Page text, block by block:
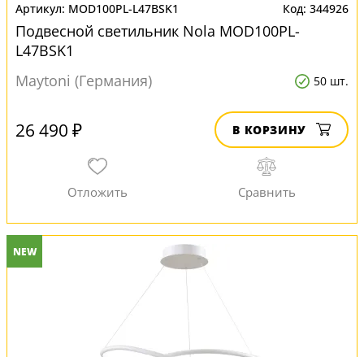
MOD100PL-L47BSK1 344926
Подвесной светильник Nola MOD100PL-
L47BSK1
Maytoni (Германия)
50 шт.
26 490 ₽ В КОРЗИНУ
NEW